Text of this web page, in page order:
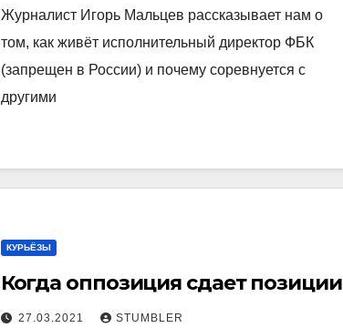
Журналист Игорь Мальцев рассказывает нам о
том, как живёт исполнительный директор ФБК
(запрещен в России) и почему соревнуется с
другими
КУРЬЁЗЫ
Когда оппозиция сдает позиции
27.03.2021 STUMBLER